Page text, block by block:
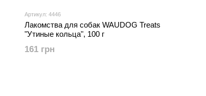
Артикул: 4446
Лакомства для собак WAUDOG Treats
"Утиные кольца", 100 г
161 грн